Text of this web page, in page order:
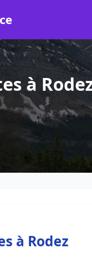
à
à Rodez